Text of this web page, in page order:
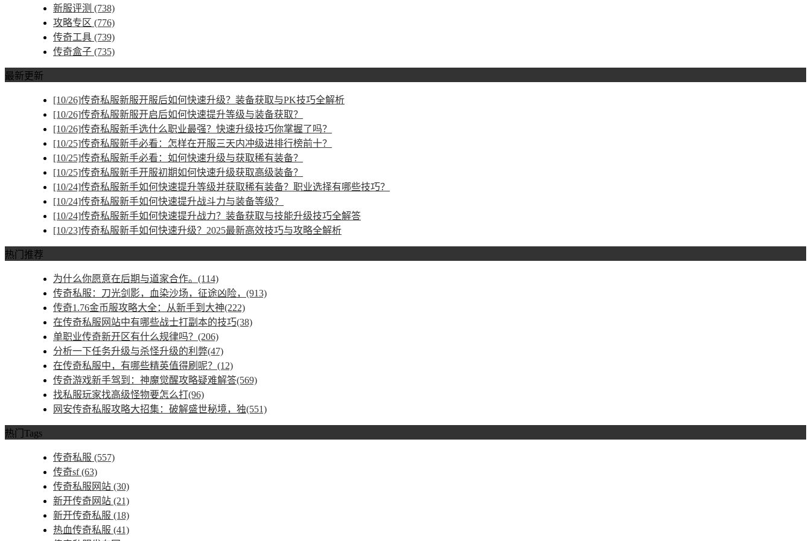
新服评测 (738)
攻略专区 (776)
传奇工具 (739)
传奇盒子 (735)
最新更新
[10/26]传奇私服新服开服后如何快速升级？装备获取与PK技巧全解析
[10/26]传奇私服新服开启后如何快速提升等级与装备获取？
[10/26]传奇私服新手选什么职业最强？快速升级技巧你掌握了吗？
[10/25]传奇私服新手必看：怎样在开服三天内冲级进排行榜前十？
[10/25]传奇私服新手必看：如何快速升级与获取稀有装备？
[10/25]传奇私服新手开服初期如何快速升级获取高级装备？
[10/24]传奇私服新手如何快速提升等级并获取稀有装备？职业选择有哪些技巧？
[10/24]传奇私服新手如何快速提升战斗力与装备等级？
[10/24]传奇私服新手如何快速提升战力？装备获取与技能升级技巧全解答
[10/23]传奇私服新手如何快速升级？2025最新高效技巧与攻略全解析
热门推荐
为什么你愿意在后期与道家合作。(114)
传奇私服：刀光剑影，血染沙场，征途凶险，(913)
传奇1.76金币服攻略大全：从新手到大神(222)
在传奇私服网站中有哪些战士打副本的技巧(38)
单职业传奇新开区有什么规律吗？(206)
分析一下任务升级与杀怪升级的利弊(47)
在传奇私服中，有哪些精英值得刷呢？(12)
传奇游戏新手驾到：神魔觉醒攻略疑难解答(569)
找私服玩家找高级怪物要怎么打(96)
网安传奇私服攻略大招集：破解盛世秘境，独(551)
热门Tags
传奇私服 (557)
传奇sf(63)
传奇私服网站 (30)
新开传奇网站 (21)
新开传奇私服 (18)
热血传奇私服 (41)